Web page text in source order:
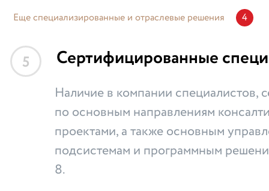
Еще специализированные и отраслевые решения
4
5 Сертифицированные
Наличие в компании специалистов,
по основным направлениям
проектами, а также основным
подсистемам и программным
8.